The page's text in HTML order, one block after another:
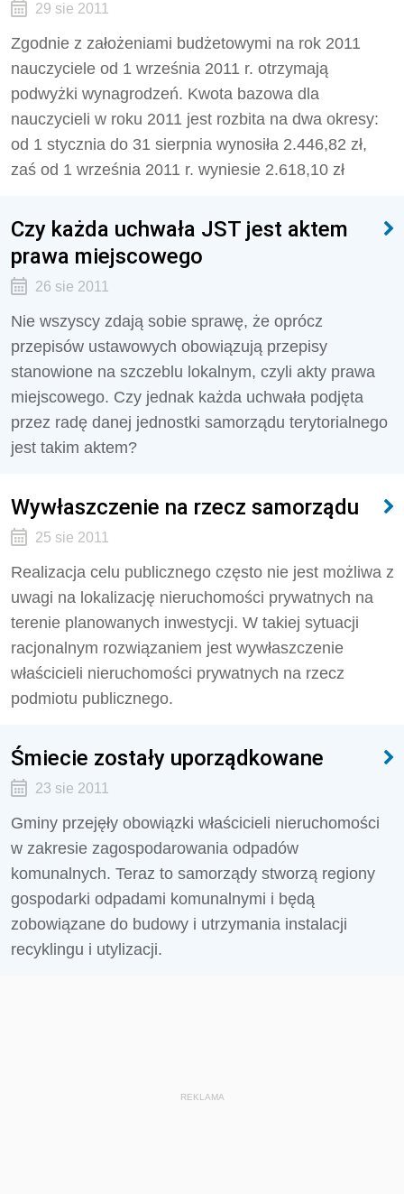
29 sie 2011
Zgodnie z założeniami budżetowymi na rok 2011
nauczyciele od 1 września 2011 r. otrzymają
podwyżki wynagrodzeń. Kwota bazowa dla
nauczycieli w roku 2011 jest rozbita na dwa okresy:
od 1 stycznia do 31 sierpnia wynosiła 2.446,82 zł,
zaś od 1 września 2011 r. wyniesie 2.618,10 zł
Czy każda uchwała JST jest aktem
prawa miejscowego
26 sie 2011
Nie wszyscy zdają sobie sprawę, że oprócz
przepisów ustawowych obowiązują przepisy
stanowione na szczeblu lokalnym, czyli akty prawa
miejscowego. Czy jednak każda uchwała podjęta
przez radę danej jednostki samorządu terytorialnego
jest takim aktem?
Wywłaszczenie na rzecz samorządu
25 sie 2011
Realizacja celu publicznego często nie jest możliwa z
uwagi na lokalizację nieruchomości prywatnych na
terenie planowanych inwestycji. W takiej sytuacji
racjonalnym rozwiązaniem jest wywłaszczenie
właścicieli nieruchomości prywatnych na rzecz
podmiotu publicznego.
Śmiecie zostały uporządkowane
23 sie 2011
Gminy przejęły obowiązki właścicieli nieruchomości
w zakresie zagospodarowania odpadów
komunalnych. Teraz to samorządy stworzą regiony
gospodarki odpadami komunalnymi i będą
zobowiązane do budowy i utrzymania instalacji
recyklingu i utylizacji.
REKLAMA